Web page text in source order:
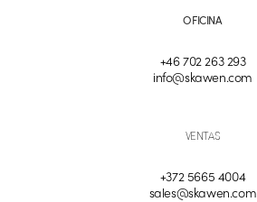
OFICINA
+46 702 263 293
info@skawen.com
VENTAS
+372 5665 4004
sales@skawen.com